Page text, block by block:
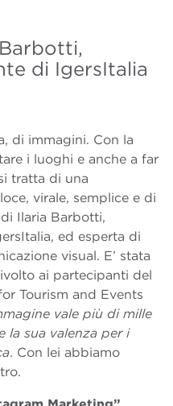
di IgersItalia
di immagini. Con la
i luoghi e anche a far
tratta di una
virale, semplice e di
Ilaria Barbotti,
, ed esperta di
visual. E’ stata
ai partecipanti del
Tourism and Events
vale più di mille
la sua valenza per i
. Con lei abbiamo